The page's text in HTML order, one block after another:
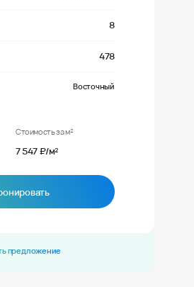
8
478
Восточный
Стоимость за м²
7 547 ₽/м²
предложение